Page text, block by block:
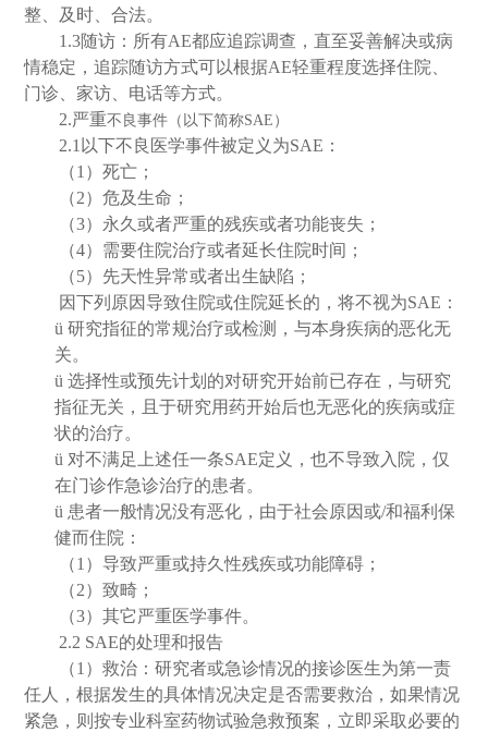
整、及时、合法。
1.3随访：所有AE都应追踪调查，直至妥善解决或病
情稳定，追踪随访方式可以根据AE轻重程度选择住院、
门诊、家访、电话等方式。
2.严重不良事件（以下简称SAE ）
2.1 以下不良医学事件被定义为SAE ：
（1 ）死亡；
（2）危及生命；
（3）永久或者严重的残疾或者功能丧失；
（4）需要住院治疗或者延长住院时间；
（5）先天性异常或者出生缺陷；
因下列原因导致住院或住院延长的，将不视为SAE ：
ü 研究指征的常规治疗或检测，与本身疾病的恶化无
关。
ü 选择性或预先计划的对研究开始前已存在，与研究
指征无关，且于研究用药开始后也无恶化的疾病或症
状的治疗。
ü 对不满足上述任一条SAE定义，也不导致入院，仅
在门诊作急诊治疗的患者。
ü 患者一般情况没有恶化，由于社会原因或/和福利保
健而住院：
（1 ）导致严重或持久性残疾或功能障碍；
（2）致畸；
（3）其它严重医学事件。
2.2 SAE的处理和报告
（1 ）救治：研究者或急诊情况的接诊医生为第一责
任人，根据发生的具体情况决定是否需要救治，如果情况
紧急，则按专业科室药物试验急救预案，立即采取必要的